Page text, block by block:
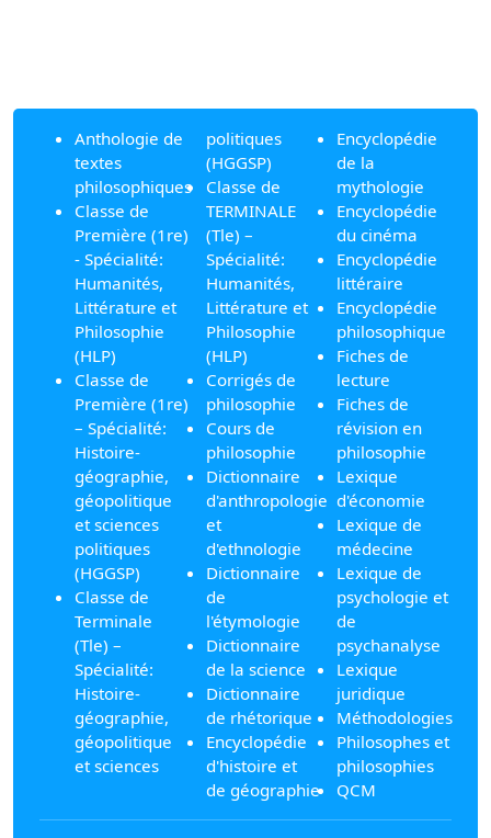
Anthologie de
textes
philosophiques
Classe de
Première (1re)
- Spécialité:
Humanités,
Littérature et
Philosophie
(HLP)
Classe de
Première (1re)
– Spécialité:
Histoire-
géographie,
géopolitique
et sciences
politiques
(HGGSP)
Classe de
Terminale
(Tle) –
Spécialité:
Histoire-
géographie,
géopolitique
et sciences
politiques
(HGGSP)
Classe de
TERMINALE
(Tle) –
Spécialité:
Humanités,
Littérature et
Philosophie
(HLP)
Corrigés de
philosophie
Cours de
philosophie
Dictionnaire
d'anthropologie
et
d'ethnologie
Dictionnaire
de
l'étymologie
Dictionnaire
de la science
Dictionnaire
de rhétorique
Encyclopédie
d'histoire et
de géographie
Encyclopédie
de la
mythologie
Encyclopédie
du cinéma
Encyclopédie
littéraire
Encyclopédie
philosophique
Fiches de
lecture
Fiches de
révision en
philosophie
Lexique
d'économie
Lexique de
médecine
Lexique de
psychologie et
de
psychanalyse
Lexique
juridique
Méthodologies
Philosophes et
philosophies
QCM